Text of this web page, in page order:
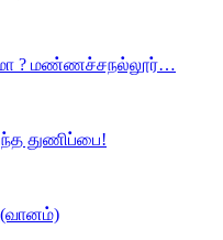
? மண்ணச்சநல்லூர்…
துணிப்பை!
(வானம்)